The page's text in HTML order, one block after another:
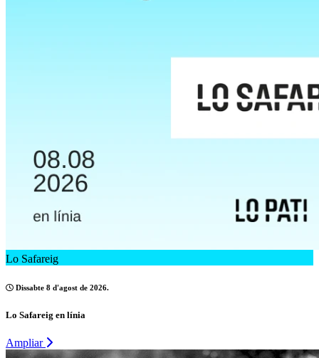
Lo Safareig
Dissabte 8 d'agost de 2026.
Lo Safareig en línia
Ampliar